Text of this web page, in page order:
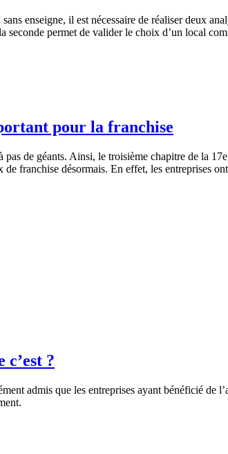
enseigne, il est nécessaire de réaliser deux
seconde permet de valider le choix d’un local
pour la franchise
de géants. Ainsi, le troisième chapitre de la
franchise désormais. En effet, les entreprises
c’est ?
admis que les entreprises ayant bénéficié de